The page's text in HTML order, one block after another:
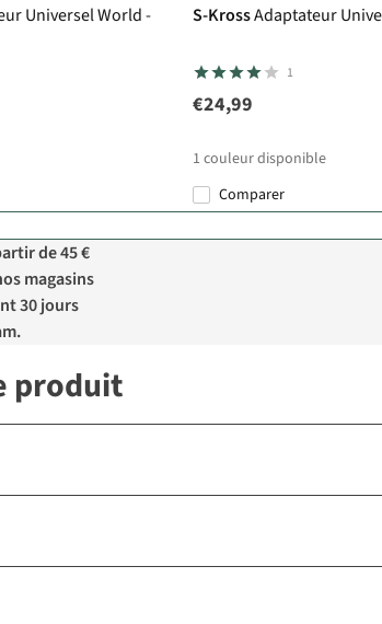
Universel World -
S-KrossAdaptateur
1
€24,99
1 couleur disponible
Comparer
de 45 €
magasins
30 jours
produit